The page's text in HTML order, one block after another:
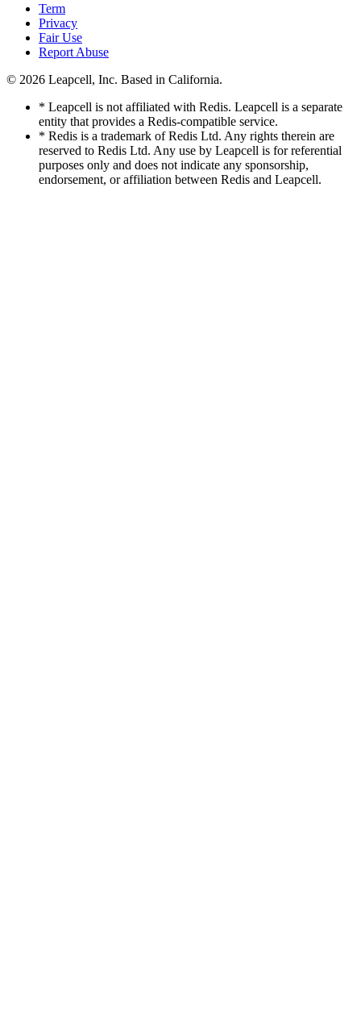
Term
Privacy
Fair Use
Report Abuse
© 2026 Leapcell, Inc. Based in California.
* Leapcell is not affiliated with Redis. Leapcell is a separate
entity that provides a Redis-compatible service.
* Redis is a trademark of Redis Ltd. Any rights therein are
reserved to Redis Ltd. Any use by Leapcell is for referential
purposes only and does not indicate any sponsorship,
endorsement, or affiliation between Redis and Leapcell.